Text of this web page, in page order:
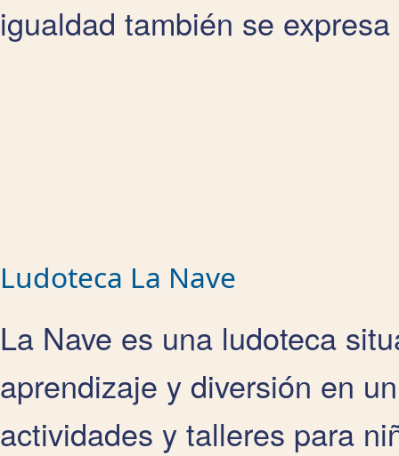
igualdad también se
Ludoteca La Nave
La Nave es una ludoteca
aprendizaje y diversión en
actividades y talleres para